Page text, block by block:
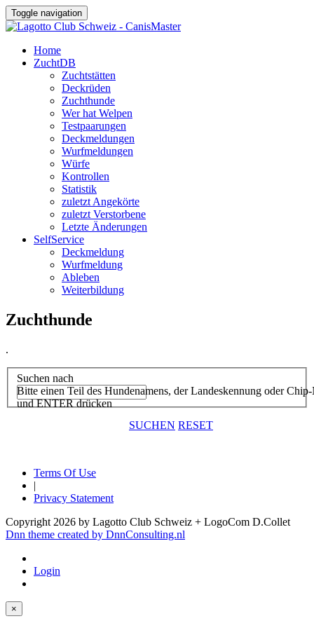
Toggle navigation
Home
ZuchtDB
Zuchtstätten
Deckrüden
Zuchthunde
Wer hat Welpen
Testpaarungen
Deckmeldungen
Wurfmeldungen
Würfe
Kontrollen
Statistik
zuletzt Angekörte
zuletzt Verstorbene
Letzte Änderungen
SelfService
Deckmeldung
Wurfmeldung
Ableben
Weiterbildung
Zuchthunde
.
Suchen nach
Bitte einen Teil des Hundenamens, der Landeskennung oder
und ENTER drücken
SUCHEN RESET
Terms Of Use
|
Privacy Statement
Copyright 2026 by Lagotto Club Schweiz + LogoCom D.Collet
Dnn theme created by DnnConsulting.nl
Login
×